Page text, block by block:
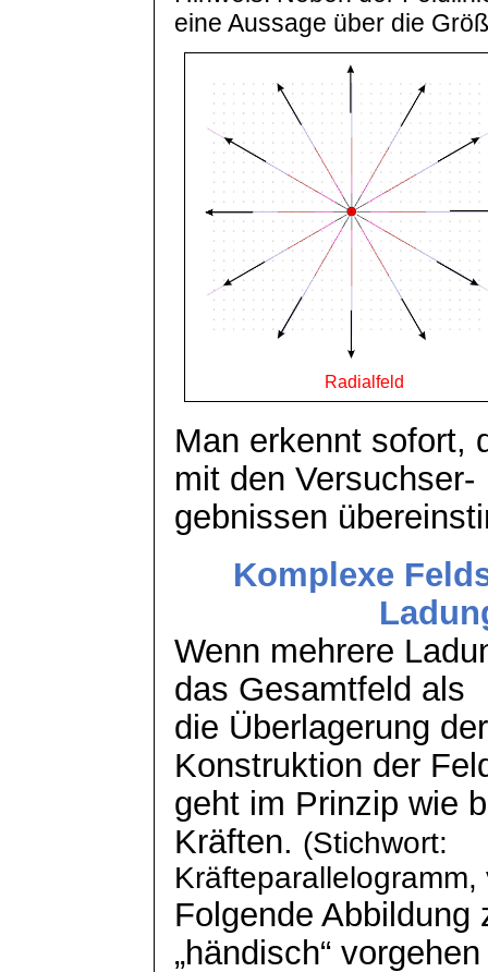
eine Aussage über die
Radialfeld
Man erkennt sofort,
mit denVersuchser-
gebnissen
Komplexe
Wenn mehrere
das Gesamtfeld als
die Überlagerung
Konstruktion der
geht im Prinzip wie
Kräften. (Stichwort:
Folgende Abbildung
„händisch“